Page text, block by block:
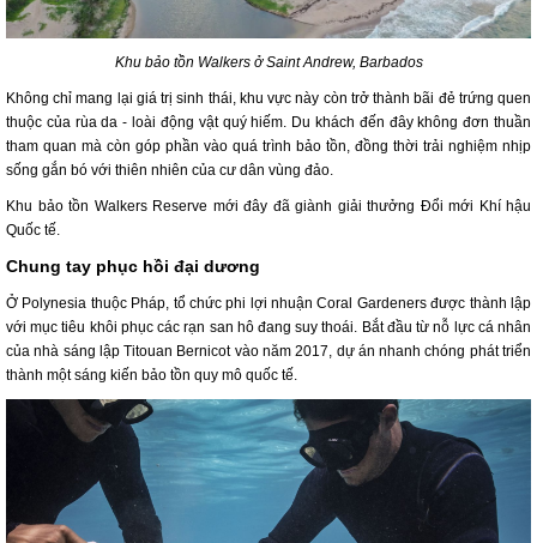
Khu bảo tồn Walkers ở Saint Andrew, Barbados
Không chỉ mang lại giá trị sinh thái, khu vực này còn trở thành bãi đẻ trứng quen
thuộc của rùa da - loài động vật quý hiếm. Du khách đến đây không đơn thuần
tham quan mà còn góp phần vào quá trình bảo tồn, đồng thời trải nghiệm nhịp
sống gắn bó với thiên nhiên của cư dân vùng đảo.
Khu bảo tồn Walkers Reserve mới đây đã giành giải thưởng Đổi mới Khí hậu
Quốc tế.
Chung tay phục hồi đại dương
Ở Polynesia thuộc Pháp, tổ chức phi lợi nhuận Coral Gardeners được thành lập
với mục tiêu khôi phục các rạn san hô đang suy thoái. Bắt đầu từ nỗ lực cá nhân
của nhà sáng lập Titouan Bernicot vào năm 2017, dự án nhanh chóng phát triển
thành một sáng kiến bảo tồn quy mô quốc tế.